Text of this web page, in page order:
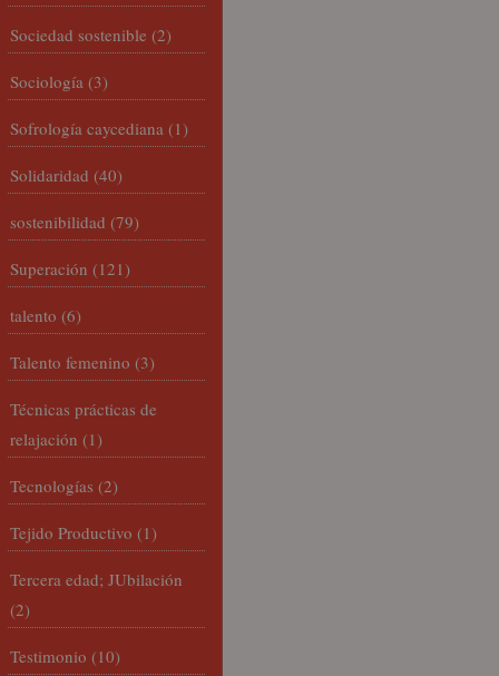
Sociedad sostenible (2)
Sociología (3)
Sofrología caycediana (1)
Solidaridad (40)
sostenibilidad (79)
Superación (121)
talento (6)
Talento femenino (3)
Técnicas prácticas de
relajación (1)
Tecnologías (2)
Tejido Productivo (1)
Tercera edad; JUbilación
(2)
Testimonio (10)